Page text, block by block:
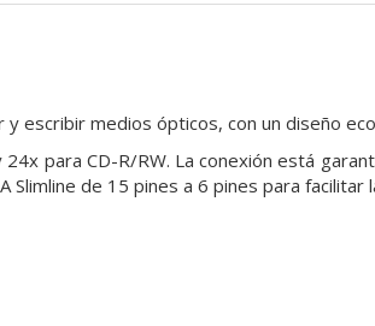
escribir medios ópticos, con un diseño
para CD-R/RW. La conexión está
de 15 pines a 6 pines para facilitar